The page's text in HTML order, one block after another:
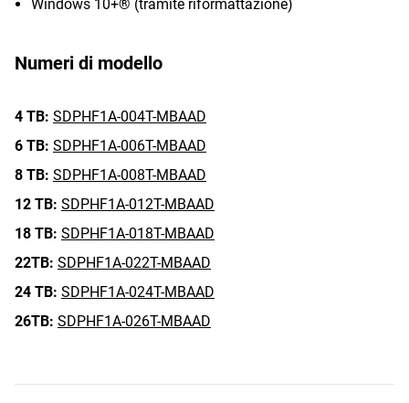
Windows 10+® (tramite riformattazione)
Numeri di modello
4 TB: SDPHF1A-004T-MBAAD
6 TB: SDPHF1A-006T-MBAAD
8 TB: SDPHF1A-008T-MBAAD
12 TB: SDPHF1A-012T-MBAAD
18 TB: SDPHF1A-018T-MBAAD
22TB: SDPHF1A-022T-MBAAD
24 TB: SDPHF1A-024T-MBAAD
26TB: SDPHF1A-026T-MBAAD